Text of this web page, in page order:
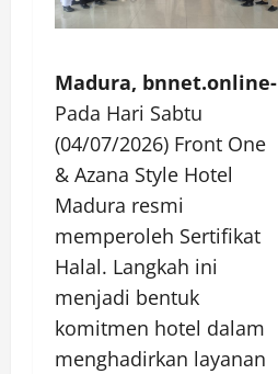
Madura, bnnet.online-
Pada Hari Sabtu
(04/07/2026) Front One
& Azana Style Hotel
Madura resmi
memperoleh Sertifikat
Halal. Langkah ini
menjadi bentuk
komitmen hotel dalam
menghadirkan layanan